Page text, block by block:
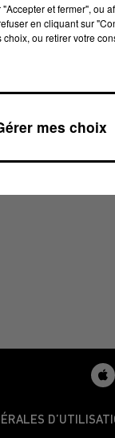
et fermer", ou
en cliquant sur
ou retirer votre
mes choix